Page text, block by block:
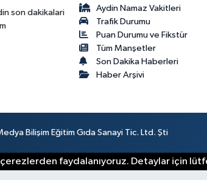
son dakikalari
Aydin Namaz Vakitleri
Trafik Durumu
Puan Durumu ve Fikstür
Tüm Manşetler
Son Dakika Haberleri
Haber Arşivi
Bilişim Eğitim Gıda Sanayi Tic. Ltd. Şti
faydalanıyoruz. Detaylar için